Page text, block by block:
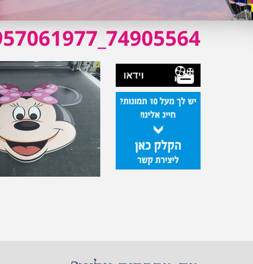
74905564_535196957061977_1171441528141250560_o